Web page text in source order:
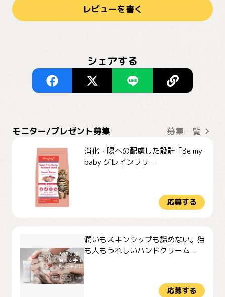
レビューを書く
シェアする
モニター/プレゼント募集 募集一覧
消化・腸への配慮した設計「Be my
baby グレインフリ...
応募する
潤いもスキンシップも諦めない。猫
も人もうれしいハンドクリーム...
応募する